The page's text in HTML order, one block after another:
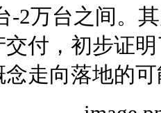
-2万台之间。
付，初步证
走向落地的